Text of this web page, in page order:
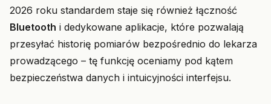
2026 roku standardem staje się również łączność
Bluetooth i dedykowane aplikacje, które pozwalają
przesyłać historię pomiarów bezpośrednio do lekarza
prowadzącego – tę funkcję oceniamy pod kątem
bezpieczeństwa danych i intuicyjności interfejsu.